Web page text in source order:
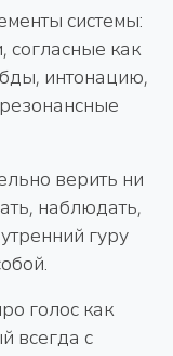
системы:
согласные как
интонацию,
верить ни
наблюдать,
гуру
голос как
всегда с